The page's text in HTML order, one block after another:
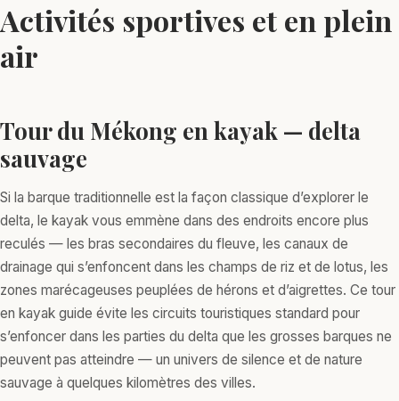
Activités sportives et en plein
air
Tour du Mékong en kayak — delta
sauvage
Si la barque traditionnelle est la façon classique d’explorer le
delta, le kayak vous emmène dans des endroits encore plus
reculés — les bras secondaires du fleuve, les canaux de
drainage qui s’enfoncent dans les champs de riz et de lotus, les
zones marécageuses peuplées de hérons et d’aigrettes. Ce tour
en kayak guide évite les circuits touristiques standard pour
s’enfoncer dans les parties du delta que les grosses barques ne
peuvent pas atteindre — un univers de silence et de nature
sauvage à quelques kilomètres des villes.